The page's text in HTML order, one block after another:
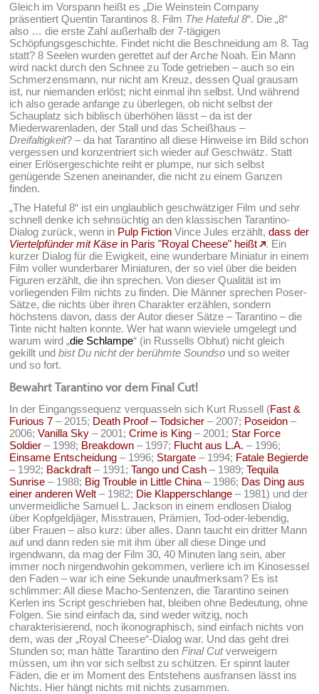
Gleich im Vorspann heißt es „Die Weinstein Company
präsentiert Quentin Tarantinos 8. Film The Hateful 8“. Die „8“
also … die erste Zahl außerhalb der 7-tägigen
Schöpfungsgeschichte. Findet nicht die Beschneidung am 8. Tag
statt? 8 Seelen wurden gerettet auf der Arche Noah. Ein Mann
wird nackt durch den Schnee zu Tode getrieben – auch so ein
Schmerzensmann, nur nicht am Kreuz, dessen Qual grausam
ist, nur niemanden erlöst; nicht einmal ihn selbst. Und während
ich also gerade anfange zu überlegen, ob nicht selbst der
Schauplatz sich biblisch überhöhen lässt – da ist der
Miederwarenladen, der Stall und das Scheißhaus –
Dreifaltigkeit? – da hat Tarantino all diese Hinweise im Bild schon
vergessen und konzentriert sich wieder auf Geschwätz. Statt
einer Erlösergeschichte reiht er plumpe, nur sich selbst
genügende Szenen aneinander, die nicht zu einem Ganzen
finden.
„The Hateful 8“ ist ein unglaublich geschwätziger Film und sehr
schnell denke ich sehnsüchtig an den klassischen Tarantino-
Dialog zurück, wenn in Pulp Fiction Vince Jules erzählt,dass der
Viertelpfünder mit Käse in Paris "Royal Cheese" heißt
. Ein
kurzer Dialog für die Ewigkeit, eine wunderbare Miniatur in einem
Film voller wunderbarer Miniaturen, der so viel über die beiden
Figuren erzählt, die ihn sprechen. Von dieser Qualität ist im
vorliegenden Film nichts zu finden. Die Männer sprechen Poser-
Sätze, die nichts über ihren Charakter erzählen, sondern
höchstens davon, dass der Autor dieser Sätze – Tarantino – die
Tinte nicht halten konnte. Wer hat wann wieviele umgelegt und
warum wird „die Schlampe“ (in Russells Obhut) nicht gleich
gekillt undbist Du nicht der berühmte Soundso und so weiter
und so fort.
Bewahrt Tarantino vor dem Final Cut!
In der Eingangssequenz verquasseln sich Kurt Russell (Fast &
Furious 7 – 2015; Death Proof – Todsicher – 2007; Poseidon –
2006;Vanilla Sky – 2001;Crime is King – 2001; Star Force
Soldier – 1998; Breakdown – 1997; Flucht aus L.A. – 1996;
Einsame Entscheidung – 1996; Stargate – 1994; Fatale Begierde
– 1992; Backdraft – 1991;Tango und Cash – 1989;Tequila
Sunrise – 1988; Big Trouble in Little China – 1986; Das Ding aus
einer anderen Welt – 1982; Die Klapperschlange – 1981) und der
unvermeidliche Samuel L. Jackson in einem endlosen Dialog
über Kopfgeldjäger, Misstrauen, Prämien, Tod-oder-lebendig,
über Frauen – also kurz: über alles. Dann taucht ein dritter Mann
auf und dann reden sie mit ihm über all diese Dinge und
irgendwann, da mag der Film 30, 40 Minuten lang sein, aber
immer noch nirgendwohin gekommen, verliere ich im Kinosessel
den Faden – war ich eine Sekunde unaufmerksam? Es ist
schlimmer: All diese Macho-Sentenzen, die Tarantino seinen
Kerlen ins Script geschrieben hat, bleiben ohne Bedeutung, ohne
Folgen. Sie sind einfach da, sind weder witzig, noch
charakterisierend, noch ikonographisch, sind einfach nichts von
dem, was der „Royal Cheese“-Dialog war. Und das geht drei
Stunden so; man hätte Tarantino denFinal Cutverweigern
müssen, um ihn vor sich selbst zu schützen. Er spinnt lauter
Fäden, die er im Moment des Entstehens ausfransen lässt ins
Nichts. Hier hängt nichts mit nichts zusammen.